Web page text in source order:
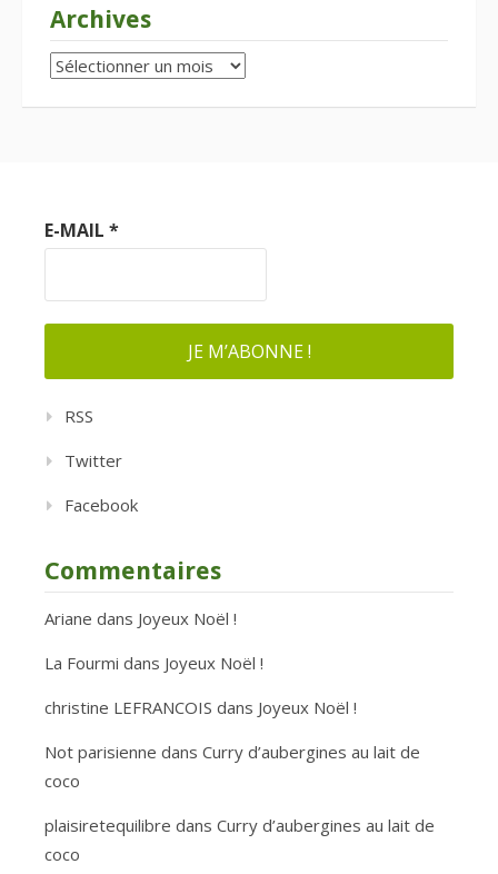
Archives
Archives
E-MAIL *
RSS
Twitter
Facebook
Commentaires
Ariane dans Joyeux Noël !
La Fourmi dans Joyeux Noël !
christine LEFRANCOIS dans Joyeux Noël !
Not parisienne dans Curry d’aubergines au lait de
coco
plaisiretequilibre dans Curry d’aubergines au lait de
coco